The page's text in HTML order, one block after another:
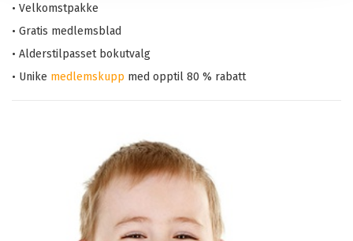
• Velkomstpakke
• Gratis medlemsblad
• Alderstilpasset bokutvalg
• Unike medlemskupp med opptil 80 % rabatt